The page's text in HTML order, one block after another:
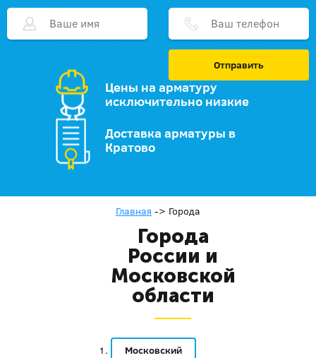
Отправить
Цены на арматуру
исключительно низкие
Доставка арматуры в
Кратово
Главная -> Города
Города
России и
Московской
области
Московский